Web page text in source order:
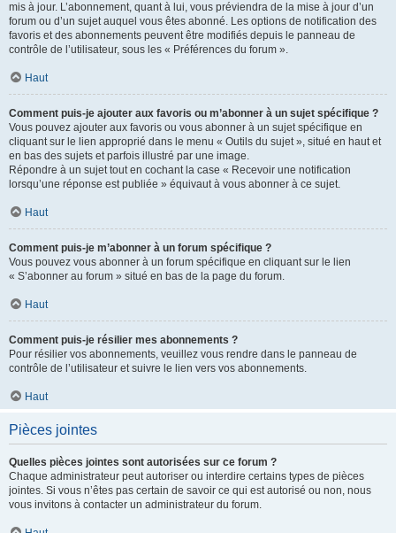
mis à jour. L’abonnement, quant à lui, vous préviendra de la mise à jour d’un
forum ou d’un sujet auquel vous êtes abonné. Les options de notification des
favoris et des abonnements peuvent être modifiés depuis le panneau de
contrôle de l’utilisateur, sous les « Préférences du forum ».
Haut
Comment puis-je ajouter aux favoris ou m’abonner à un sujet spécifique ?
Vous pouvez ajouter aux favoris ou vous abonner à un sujet spécifique en
cliquant sur le lien approprié dans le menu « Outils du sujet », situé en haut et
en bas des sujets et parfois illustré par une image.
Répondre à un sujet tout en cochant la case « Recevoir une notification
lorsqu’une réponse est publiée » équivaut à vous abonner à ce sujet.
Haut
Comment puis-je m’abonner à un forum spécifique ?
Vous pouvez vous abonner à un forum spécifique en cliquant sur le lien
« S’abonner au forum » situé en bas de la page du forum.
Haut
Comment puis-je résilier mes abonnements ?
Pour résilier vos abonnements, veuillez vous rendre dans le panneau de
contrôle de l’utilisateur et suivre le lien vers vos abonnements.
Haut
Pièces jointes
Quelles pièces jointes sont autorisées sur ce forum ?
Chaque administrateur peut autoriser ou interdire certains types de pièces
jointes. Si vous n’êtes pas certain de savoir ce qui est autorisé ou non, nous
vous invitons à contacter un administrateur du forum.